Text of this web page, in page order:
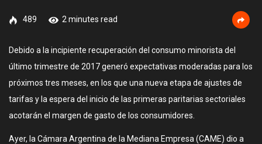
489 2 minutes read
Debido a la incipiente recuperación del consumo minorista del
último trimestre de 2017 generó expectativas moderadas para los
próximos tres meses, en los que una nueva etapa de ajustes de
tarifas y la espera del inicio de las primeras paritarias sectoriales
acotarán el margen de gasto de los consumidores.
Ayer, la Cámara Argentina de la Mediana Empresa (CAME) dio a